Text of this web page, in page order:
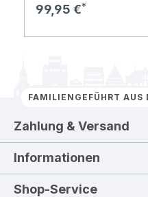
Regulärer Preis:
99,95 €
FAMILIENGEFÜHRT AUS
Zahlung & Versand
Informationen
Shop-Service